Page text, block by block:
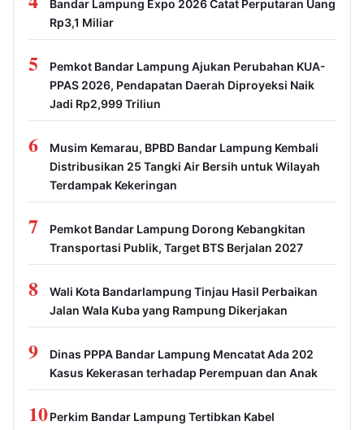
Bandar Lampung Expo 2026 Catat Perputaran Uang
Rp3,1 Miliar
5
Pemkot Bandar Lampung Ajukan Perubahan KUA-
PPAS 2026, Pendapatan Daerah Diproyeksi Naik
Jadi Rp2,999 Triliun
6
Musim Kemarau, BPBD Bandar Lampung Kembali
Distribusikan 25 Tangki Air Bersih untuk Wilayah
Terdampak Kekeringan
7
Pemkot Bandar Lampung Dorong Kebangkitan
Transportasi Publik, Target BTS Berjalan 2027
8
Wali Kota Bandarlampung Tinjau Hasil Perbaikan
Jalan Wala Kuba yang Rampung Dikerjakan
9
Dinas PPPA Bandar Lampung Mencatat Ada 202
Kasus Kekerasan terhadap Perempuan dan Anak
10Perkim Bandar Lampung Tertibkan Kabel